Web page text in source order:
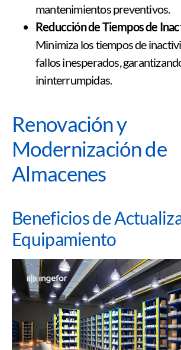
mantenimientos preventivos.
Reducción de Tiempos de
Minimiza los tiempos de
fallos inesperados,
ininterrumpidas.
Renovación y
Modernización de
Almacenes
Beneficios de
Equipamiento